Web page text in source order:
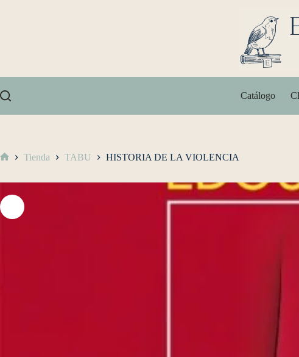
Catálogo
Tienda TABU HISTORIA DE LA VIOLENCIA